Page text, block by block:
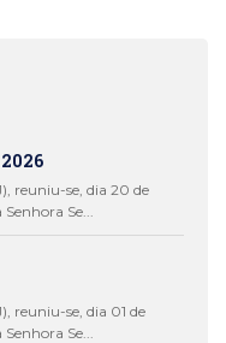
reuniu-se, dia 20 de
Se...
reuniu-se, dia 01 de
Se...